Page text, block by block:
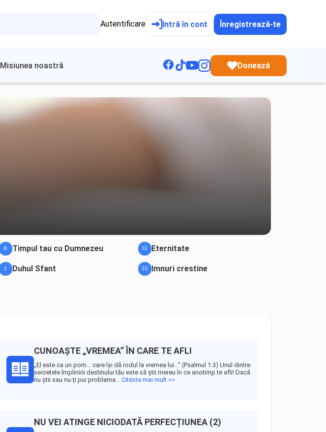
Autentificare Intră în cont Înregistrează-te
Misiunea noastră Donează
8 Timpul tau cu Dumnezeu 13 Eternitate
2 Duhul Sfant 20 Imnuri crestine
CUNOAȘTE „VREMEA” ÎN CARE TE AFLI
„El este ca un pom… care îşi dă rodul la vremea lui…” (Psalmul 1:3) Unul dintre
secretele împlinirii destinului tău este să știi mereu în ce anotimp te afli! Dacă
nu știi sau nu-ți pui problema... Citeste mai mult >>
NU VEI ATINGE NICIODATĂ PERFECȚIUNEA (2)